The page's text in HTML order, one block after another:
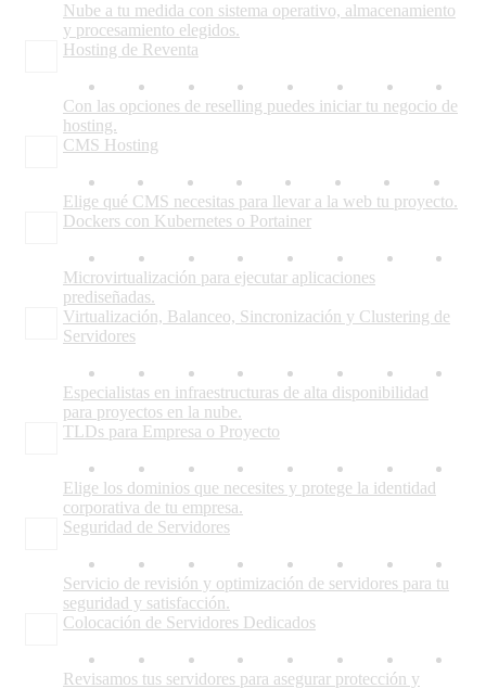
Nube a tu medida con sistema operativo, almacenamiento
y procesamiento elegidos.
Hosting de Reventa
Con las opciones de reselling puedes iniciar tu negocio de
hosting.
CMS Hosting
Elige qué CMS necesitas para llevar a la web tu proyecto.
Dockers con Kubernetes o Portainer
Microvirtualización para ejecutar aplicaciones
prediseñadas.
Virtualización, Balanceo, Sincronización y Clustering de
Servidores
Especialistas en infraestructuras de alta disponibilidad
para proyectos en la nube.
TLDs para Empresa o Proyecto
Elige los dominios que necesites y protege la identidad
corporativa de tu empresa.
Seguridad de Servidores
Servicio de revisión y optimización de servidores para tu
seguridad y satisfacción.
Colocación de Servidores Dedicados
Revisamos tus servidores para asegurar protección y